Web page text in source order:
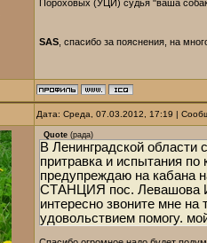
Пороховых (УЦИ) судья "ваша
SAS , спасибо за пояснения, на
Дата: Среда, 07.03.2012, 17:19 |
Quote (рада)
В Ленинградской области
притравка и испытания
предупреждаю на кабана
СТАНЦИЯ пос. Левашова
интересно звоните мне
удовольствием помогу.